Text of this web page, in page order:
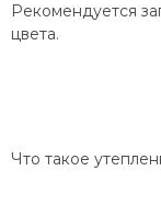
Рекомендуется
цвета.
Что такое